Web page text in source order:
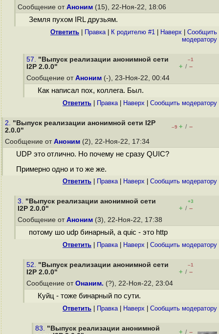
Сообщение от Аноним (15), 22-Ноя-22, 18:06
Земля пухом IRL друзьям.
Ответить Правка| К родителю #1 Наверх
Cообщить
модератору
57. "Выпуск реализации анонимной сети
I2P 2.0.0"
–1
+ / –
Сообщение от Аноним (-), 23-Ноя-22, 00:44
Как написал пох, коллега. Был.
Ответить Правка| Наверх Cообщить модератору
2. "Выпуск реализации анонимной сети I2P
2.0.0"
–9 + / –
Сообщение от Аноним (2), 22-Ноя-22, 17:34
UDP это отлично. Но почему не сразу QUIC?
Примерно одно и то же же.
Ответить Правка| Наверх Cообщить модератору
3. "Выпуск реализации анонимной сети
I2P 2.0.0"
+3
+ / –
Сообщение от Аноним (3), 22-Ноя-22, 17:38
потому шо udp бинарный, а quic - это http
Ответить Правка| Наверх Cообщить модератору
52. "Выпуск реализации анонимной сети
I2P 2.0.0"
–1
+ / –
Сообщение от Онаним. (?), 22-Ноя-22, 23:04
Куйц - тоже бинарный по сути.
Ответить Правка| Наверх Cообщить модератору
83. "Выпуск реализации анонимной
+ / –